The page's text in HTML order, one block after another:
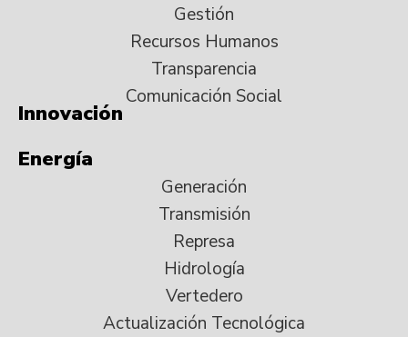
Gestión
Recursos Humanos
Transparencia
Comunicación Social
Innovación
Energía
Generación
Transmisión
Represa
Hidrología
Vertedero
Actualización Tecnológica